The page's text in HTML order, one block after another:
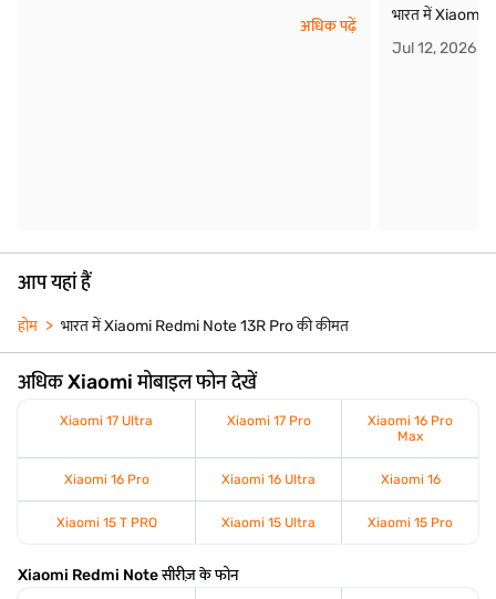
अधिक पढ़ें
भारत में Xiaomi
Jul 12, 2026
आप यहां हैं
होम भारत में Xiaomi Redmi Note 13R Pro की कीमत
अधिक Xiaomi मोबाइल फोन देखें
Xiaomi 17 Ultra Xiaomi 17 Pro
Xiaomi 16 Pro
Max
Xiaomi 16 Pro Xiaomi 16 Ultra Xiaomi 16
Xiaomi 15 T PRO Xiaomi 15 Ultra Xiaomi 15 Pro
Xiaomi Redmi Note सीरीज़ के फोन